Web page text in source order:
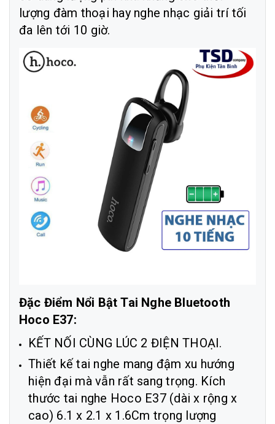
lượng đàm thoại hay nghe nhạc giải trí tối
đa lên tới 10 giờ.
Đặc Điểm Nổi Bật Tai Nghe Bluetooth
Hoco E37:
KẾT NỐI CÙNG LÚC 2 ĐIỆN THOẠI.
Thiết kế tai nghe mang đậm xu hướng
hiện đại mà vẫn rất sang trọng. Kích
thước tai nghe Hoco E37 (dài x rộng x
cao) 6.1 x 2.1 x 1.6Cm trọng lượng